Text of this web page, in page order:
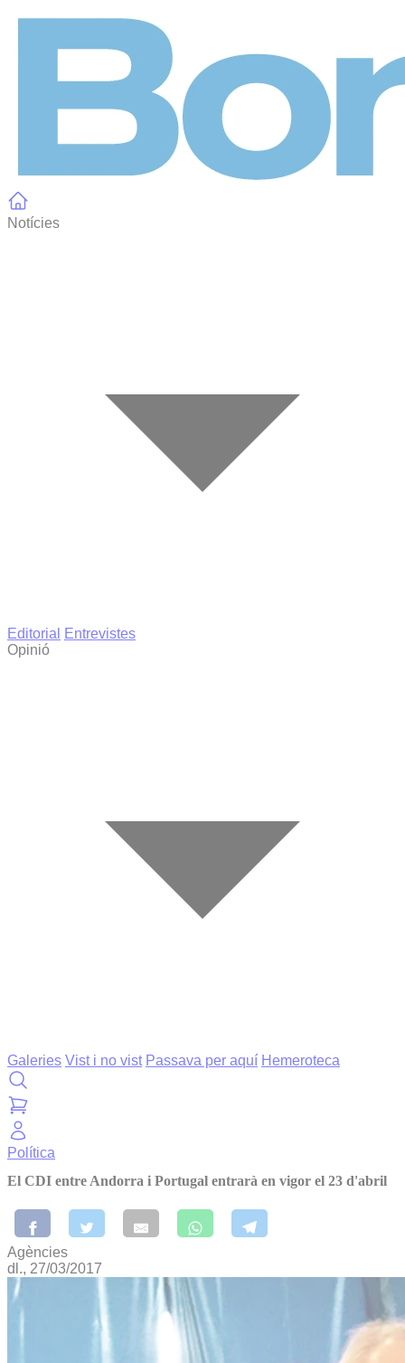
Notícies
Editorial
Entrevistes
Opinió
Galeries Vist i no vist Passava per aquí Hemeroteca
Política
El CDI entre Andorra i Portugal entrarà en vigor el 23 d'abril
Agències
dl., 27/03/2017